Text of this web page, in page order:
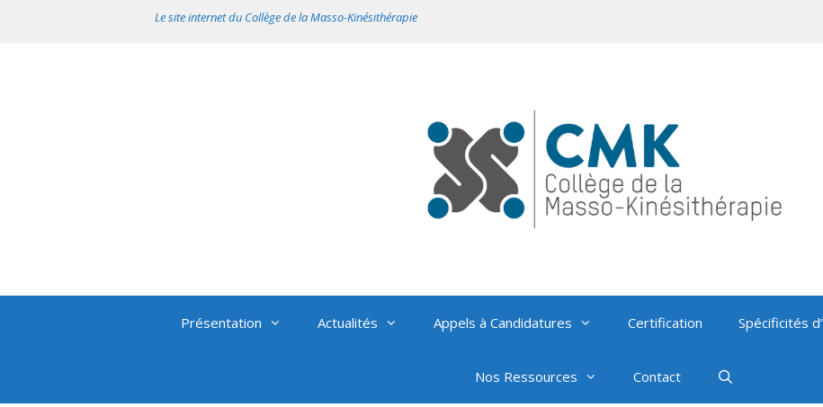
Le site internet du Collège de la Masso-Kinésithérapie
Présentation Actualités Appels à Candidatures Certification Spécificités
Nos Ressources Contact